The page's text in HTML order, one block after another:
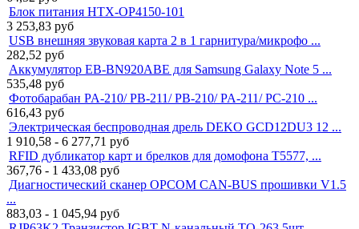
Блок питания HTX-OP4150-101
3 253,83 руб
USB внешняя звуковая карта 2 в 1 гарнитура/микрофо ...
282,52 руб
Аккумулятор EB-BN920ABE для Samsung Galaxy Note 5 ...
535,48 руб
Фотобарабан PA-210/ PB-211/ PB-210/ PA-211/ PC-210 ...
616,43 руб
Электрическая беспроводная дрель DEKO GCD12DU3 12 ...
1 910,58 - 6 277,71 руб
RFID дубликатор карт и брелков для домофона T5577, ...
367,76 - 1 433,08 руб
Диагностический сканер OPCOM CAN-BUS прошивки V1.5
...
883,03 - 1 045,94 руб